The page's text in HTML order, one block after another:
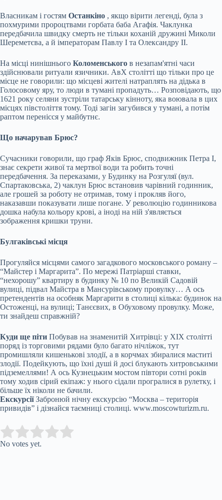
Власникам і гостям Останкіно , якщо вірити легенді, була з
похмурими пророцтвами горбата баба Агафія. Чаклунка
передбачила швидку смерть не тільки коханій дружині Миколи
Шереметєва, а й імператорам Павлу I та Олександру II.
На місці нинішнього Коломенського в незапам'ятні часи
здійснювали ритуали язичники. АвХ столітті що тільки про це
місце не говорили: що місцеві жителі натраплять на дідька в
Голосовому яру, то люди в тумані пропадуть… Розповідають, що
1621 року селяни зустріли татарську кінноту, яка воювала в цих
місцях півстоліття тому. Тоді загін загубився у тумані, а потім
раптом перенісся у майбутнє.
Що начарував Брюс?
Сучасники говорили, що граф Яків Брюс, сподвижник Петра I,
знає секрети живої та мертвої води та робить точні
передбачення. За переказами, у Будинку на Розгуляї (вул.
Спартаковська, 2) чаклун Брюс встановив чарівний годинник,
але грошей за роботу не отримав, тому і прокляв його,
наказавши показувати лише погане. У революцію годинникова
дошка набула кольору крові, а іноді на ній з'являється
зображення кришки труни.
Булгаківські місця
Прогуляйся місцями самого загадкового московського роману –
“Майстер і Маргарита”. По мережі Патріарші ставки,
“нехорошу” квартиру в будинку № 10 по Великій Садовій
вулиці, підвал Майстра в Мансурівському провулку… А ось
претендентів на особняк Маргарити в столиці кілька: будинок на
Остоженці, на вулиці; Танєєвих, в Обуховому провулку. Може,
ти знайдеш справжній?
Куди ще піти Побував на знаменитій Хитрівці: у XIX столітті
поряд із торговими рядами було багато нічліжок, тут
промишляли кишенькові злодії, а в корчмах збиралися маститі
злодії. Подейкують, що їхні душі й досі блукають хитровськими
підземеллями! А ось Кузнецьким мостом півтори сотні років
тому ходив сірий екіпаж: у нього сідали програлися в рулетку, і
більше їх ніколи не бачили.
ЕкскурсіїЗабронюй нічну екскурсію “Москва – територія
привидів” і дізнайся таємниці столиці. www.moscowturizm.ru.
Rate this item:
No votes yet.